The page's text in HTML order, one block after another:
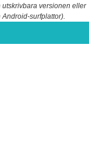
versionen eller
surfplattor).